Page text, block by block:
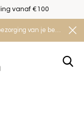
Let op! Tussen 29 juli en 8 augustus kan de bezorging van je bestelling iets langer duren. Houd rekening met een levertijd van 2 tot 4 werkdagen.
vanaf €100